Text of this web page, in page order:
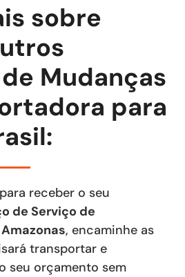
sobre
Mudanças
para
receber o seu
de Serviço de
, encaminhe as
transportar e
seu orçamento sem